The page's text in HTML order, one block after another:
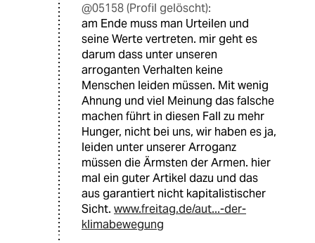
@05158 (Profil gelöscht):
am Ende muss man Urteilen und
seine Werte vertreten. mir geht es
darum dass unter unseren
arroganten Verhalten keine
Menschen leiden müssen. Mit wenig
Ahnung und viel Meinung das falsche
machen führt in diesen Fall zu mehr
Hunger, nicht bei uns, wir haben es ja,
leiden unter unserer Arroganz
müssen die Ärmsten der Armen. hier
mal ein guter Artikel dazu und das
aus garantiert nicht kapitalistischer
Sicht. www.freitag.de/aut...-der-
klimabewegung